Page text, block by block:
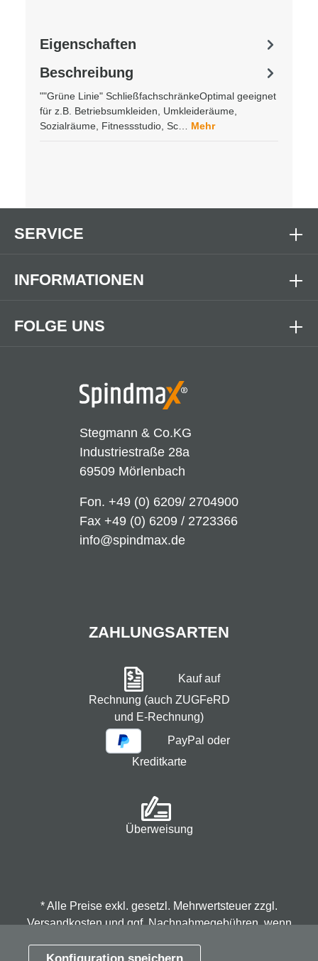
Beschreibung
""Grüne Linie" SchließfachschränkeOptimal geeignet
für z.B. Betriebsumkleiden, Umkleideräume,
Sozialräume, Fitnessstudio, Sc… Mehr
Eigenschaften
Stegmann & Co.KG
Industriestraße 28a
69509 Mörlenbach
Fon. +49 (0) 6209/ 2704900
Fax +49 (0) 6209 / 2723366
info@spindmax.de
FOLGE UNS
SERVICE
INFORMATIONEN
ZAHLUNGSARTEN
Kauf auf
Rechnung (auch ZUGFeRD
und E-Rechnung)
PayPal oder
Kreditkarte
Überweisung
* Alle Preise exkl. gesetzl. Mehrwertsteuer zzgl.
Versandkostenund ggf. Nachnahmegebühren, wenn